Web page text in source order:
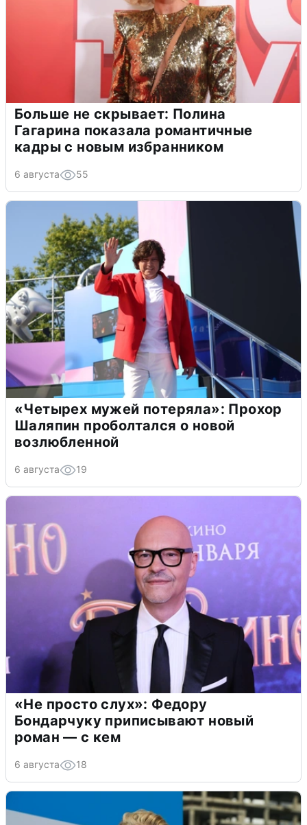
Больше не скрывает: Полина
Гагарина показала романтичные
кадры с новым избранником
6 августа 55
«Четырех мужей потеряла»: Прохор
Шаляпин проболтался о новой
возлюбленной
6 августа 19
«Не просто слух»: Федору
Бондарчуку приписывают новый
роман — с кем
6 августа 18